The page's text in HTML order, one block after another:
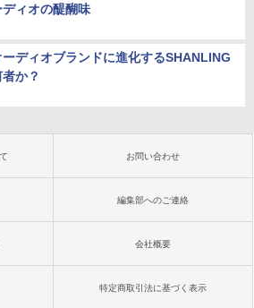
ディオの醍醐味
ディオブランドに進化するSHANLING
か？
お問い合わせ
編集部へのご連絡
会社概要
特定商取引法に基づく表示